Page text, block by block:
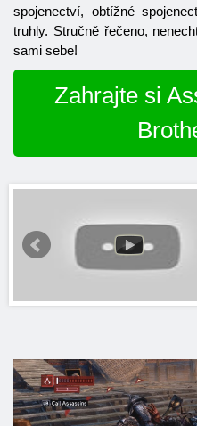
spojenectví, obtížné
truhly. Stručně řečeno,
sami sebe!
Zahrajte si